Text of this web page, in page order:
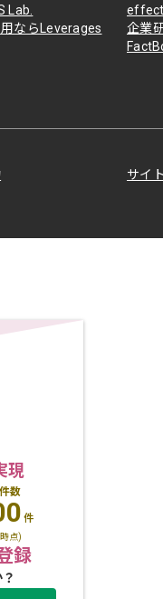
Lab.
ならLeverages
企業
サイ
現
数
件
点)
録